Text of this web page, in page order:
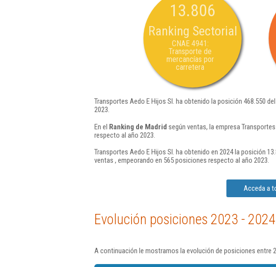
13.806
Ranking Sectorial
CNAE 4941:
Transporte de
mercancías por
carretera
Transportes Aedo E Hijos Sl. ha obtenido la posición 468.550 del
2023.
En el Ranking de Madrid según ventas, la empresa
respecto al año 2023.
Transportes Aedo E Hijos Sl. ha obtenido en 2024 la posición
ventas , empeorando en 565 posiciones respecto al año 2023.
Acceda a
Evolución posiciones 2023 - 2024
A continuación le mostramos la evolución de posiciones entre